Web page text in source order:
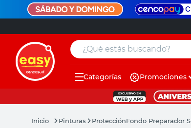
¿Qué estás buscando?
Categorías Promociones
Pinturas ProtecciónFondo Preparador
muebles